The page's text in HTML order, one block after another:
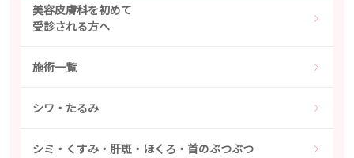
美容皮膚科を初めて
受診される方へ
施術一覧
シワ・たるみ
シミ・くすみ・肝斑・ほくろ・首のぶつぶつ